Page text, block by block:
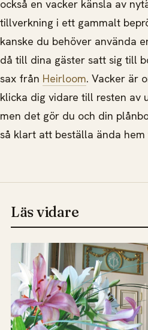
också en vacker känsla av
tillverkning i ett gammalt
kanske du behöver använda
då till dina gäster satt sig till
sax från Heirloom. Vacker är
klicka dig vidare till resten av
men det gör du och din
så klart att beställa ända
Läs vidare